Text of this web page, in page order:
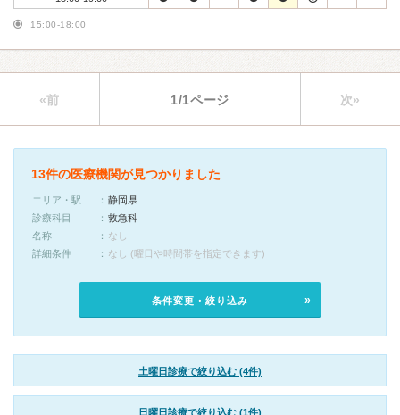
15:00-18:00
«前 1/1ページ 次»
13件の医療機関が見つかりました
エリア・駅
静岡県
診療科目
救急科
名称
なし
詳細条件
なし (曜日や時間帯を指定できます)
条件変更・絞り込み
土曜日診療で絞り込む (4件)
日曜日診療で絞り込む (1件)